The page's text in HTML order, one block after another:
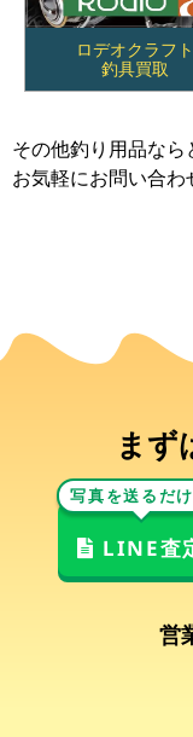
ロデオクラフト
釣具買取
その他釣り用品なら
お気軽にお問い合わ
まず
写真を送るだけ
LINE査
営